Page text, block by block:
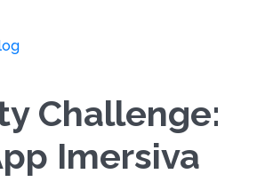
Challenge:
Imersiva